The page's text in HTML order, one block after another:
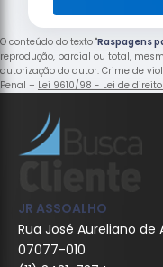
O conteúdo do texto "Raspagens
reprodução, parcial ou total,
autorização do autor. Crime de
Penal – Lei 9610/98 - Lei de
JR ASSOALHO
Rua José Aureliano de
07077-010